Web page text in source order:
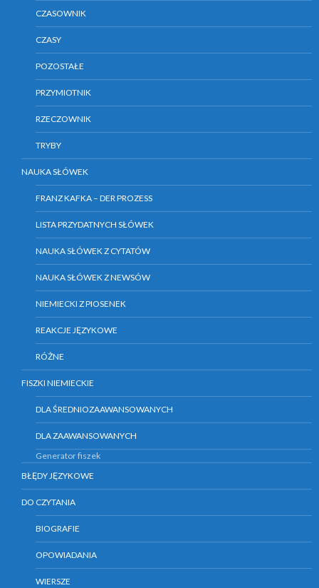
CZASOWNIK
CZASY
POZOSTAŁE
PRZYMIOTNIK
RZECZOWNIK
TRYBY
NAUKA SŁÓWEK
FRANZ KAFKA – DER PROZESS
LISTA PRZYDATNYCH SŁÓWEK
NAUKA SŁÓWEK Z CYTATÓW
NAUKA SŁÓWEK Z NEWSÓW
NIEMIECKI Z PIOSENEK
REAKCJE JĘZYKOWE
RÓŻNE
FISZKI NIEMIECKIE
DLA ŚREDNIOZAAWANSOWANYCH
DLA ZAAWANSOWANYCH
Generator fiszek
BŁĘDY JĘZYKOWE
DO CZYTANIA
BIOGRAFIE
OPOWIADANIA
WIERSZE